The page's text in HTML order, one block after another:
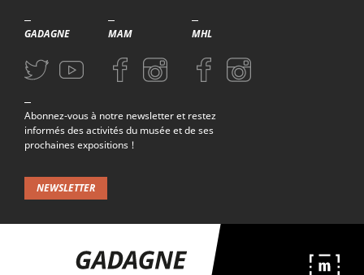
d'Histoire de Lyon vers 1940-1950 - © Gadagne
Chantier de rénovation de Gadagne - © Gadagne, 2005
GADAGNE
Aller sur la page Twitter (nouvelle fenetre)
Aller sur la page Youtube (nouvelle fenetre)
MAM
Aller sur la page Facebook (nouvelle fenetre)
Aller sur la page Instagram (nouvelle fenetre)
MHL
Aller sur la page Facebook (nouvelle
Aller sur la page Instagram
Abonnez-vous à notre newsletter et restez
informés des activités du musée et de ses
prochaines expositions !
NEWSLETTER